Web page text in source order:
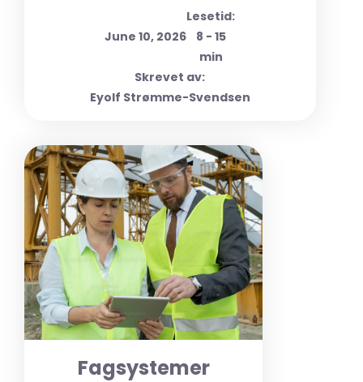
June 10, 2026
Lesetid:
8 - 15
min
Skrevet av:
Eyolf Strømme-Svendsen
Fagsystemer